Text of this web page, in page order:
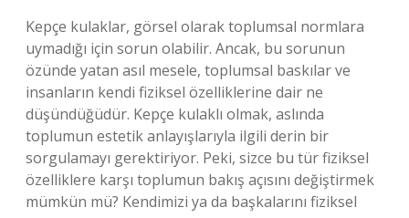
Kepçe kulaklar, görsel olarak toplumsal normlara
uymadığı için sorun olabilir. Ancak, bu sorunun
özünde yatan asıl mesele, toplumsal baskılar ve
insanların kendi fiziksel özelliklerine dair ne
düşündüğüdür. Kepçe kulaklı olmak, aslında
toplumun estetik anlayışlarıyla ilgili derin bir
sorgulamayı gerektiriyor. Peki, sizce bu tür fiziksel
özelliklere karşı toplumun bakış açısını değiştirmek
mümkün mü? Kendimizi ya da başkalarını fiziksel